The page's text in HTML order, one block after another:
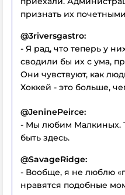
признать их
@3riversgastro:
- Я рад, что теперь у
сводили бы их с ума,
Они чувствуют, как
Хоккей - это больше,
@JeninePeirce:
- Мы любим Малкиных.
быть здесь.
@SavageRidge:
- Вообще, я не люблю
нравятся подобные